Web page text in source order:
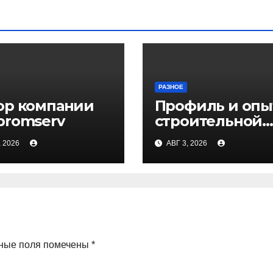
компании
РАЗНОЕ
Профиль и
строительной
компании
АВГ 3, 2026
поля помечены *